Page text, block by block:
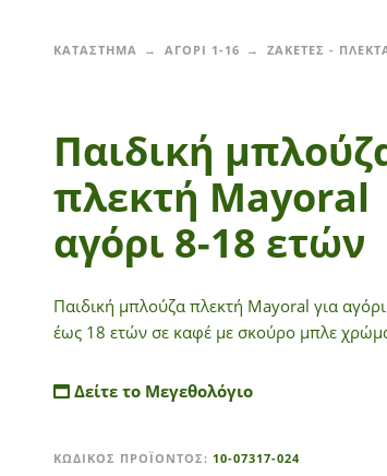
ΚΑΤΑΣΤΗΜΑ ΑΓΟΡΙ 1-16 ΖΑΚΕΤΕΣ -
Παιδική
πλεκτή Mayoral
αγόρι 8-18 ετών
Παιδική μπλούζα πλεκτή Mayoral για
έως 18 ετών σε καφέ με σκούρο μπλε
Δείτε το Μεγεθολόγιο
lΚΩΔΙΚΌΣ ΠΡΟΪΌΝΤΟΣ: 10-07317-024